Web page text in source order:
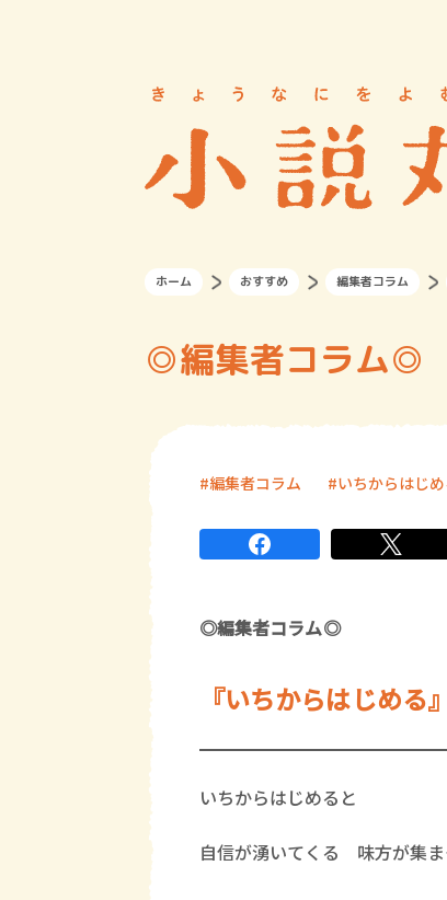
ホーム おすすめ 編集者コラム
◎編集者コラム◎
編集者コラム いちからはじめ
◎編集者コラム◎
『いちからはじめる
いちからはじめると
自信が湧いてくる 味方が集